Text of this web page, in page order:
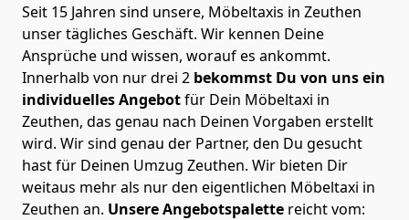
Seit 15 Jahren sind unsere, Möbeltaxis in Zeuthen
unser tägliches Geschäft. Wir kennen Deine
Ansprüche und wissen, worauf es ankommt.
Innerhalb von nur drei 2 bekommst Du von uns ein
individuelles Angebotfür Dein Möbeltaxi in
Zeuthen, das genau nach Deinen Vorgaben erstellt
wird. Wir sind genau der Partner, den Du gesucht
hast für Deinen Umzug Zeuthen. Wir bieten Dir
weitaus mehr als nur den eigentlichen Möbeltaxi in
Zeuthen an. Unsere Angebotspalette reicht vom: